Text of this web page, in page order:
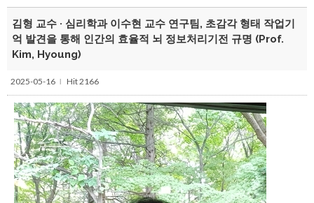
김형 교수 · 심리학과 이수현 교수 연구팀, 초감각 형태 작업기
억 발견을 통해 인간의 효율적 뇌 정보처리기전 규명 (Prof.
Kim, Hyoung)
2025-05-16 l Hit 2166